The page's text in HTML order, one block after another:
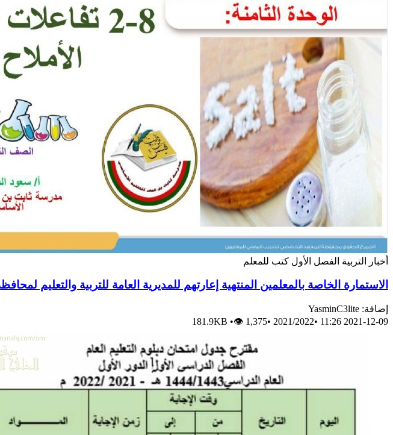
أخبار التربية الفصل الأول كتب للمعلم
الاستمارة الخاصة بالمعلمين المنتهية إعارتهم للمديرية العامة للتربية والتعليم
إضافة: YasminC3lite
2021-12-09 11:26
•
2021/2022
•
181.9KB •👁 1,375